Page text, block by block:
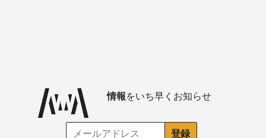
情報をいち早くお知らせ